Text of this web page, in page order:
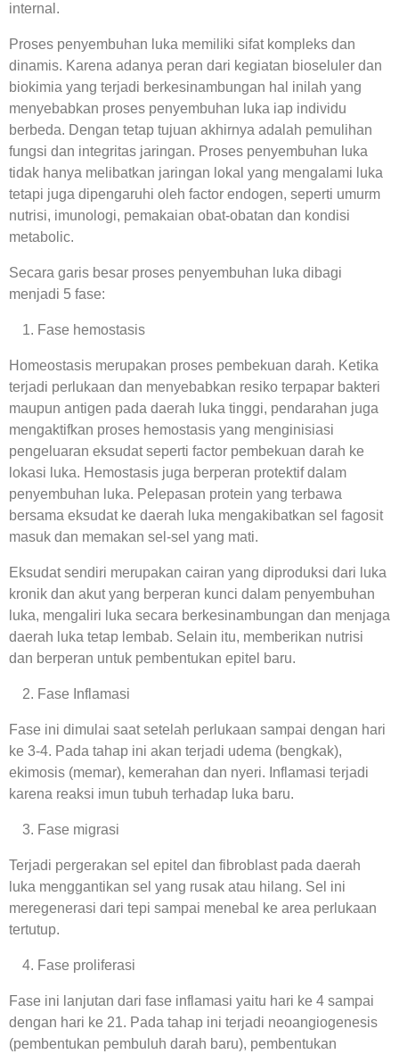
internal.
Proses penyembuhan luka memiliki sifat kompleks dan
dinamis. Karena adanya peran dari kegiatan bioseluler dan
biokimia yang terjadi berkesinambungan hal inilah yang
menyebabkan proses penyembuhan luka iap individu
berbeda. Dengan tetap tujuan akhirnya adalah pemulihan
fungsi dan integritas jaringan. Proses penyembuhan luka
tidak hanya melibatkan jaringan lokal yang mengalami luka
tetapi juga dipengaruhi oleh factor endogen, seperti umurm
nutrisi, imunologi, pemakaian obat-obatan dan kondisi
metabolic.
Secara garis besar proses penyembuhan luka dibagi
menjadi 5 fase:
Fase hemostasis
Homeostasis merupakan proses pembekuan darah. Ketika
terjadi perlukaan dan menyebabkan resiko terpapar bakteri
maupun antigen pada daerah luka tinggi, pendarahan juga
mengaktifkan proses hemostasis yang menginisiasi
pengeluaran eksudat seperti factor pembekuan darah ke
lokasi luka. Hemostasis juga berperan protektif dalam
penyembuhan luka. Pelepasan protein yang terbawa
bersama eksudat ke daerah luka mengakibatkan sel fagosit
masuk dan memakan sel-sel yang mati.
Eksudat sendiri merupakan cairan yang diproduksi dari luka
kronik dan akut yang berperan kunci dalam penyembuhan
luka, mengaliri luka secara berkesinambungan dan menjaga
daerah luka tetap lembab. Selain itu, memberikan nutrisi
dan berperan untuk pembentukan epitel baru.
Fase Inflamasi
Fase ini dimulai saat setelah perlukaan sampai dengan hari
ke 3-4. Pada tahap ini akan terjadi udema (bengkak),
ekimosis (memar), kemerahan dan nyeri. Inflamasi terjadi
karena reaksi imun tubuh terhadap luka baru.
Fase migrasi
Terjadi pergerakan sel epitel dan fibroblast pada daerah
luka menggantikan sel yang rusak atau hilang. Sel ini
meregenerasi dari tepi sampai menebal ke area perlukaan
tertutup.
Fase proliferasi
Fase ini lanjutan dari fase inflamasi yaitu hari ke 4 sampai
dengan hari ke 21. Pada tahap ini terjadi neoangiogenesis
(pembentukan pembuluh darah baru), pembentukan